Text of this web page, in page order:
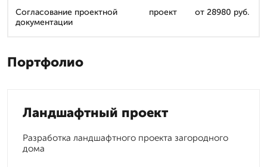
Согласование проектной
документации
проект от 28980 руб.
Портфолио
Ландшафтный проект
Разработка ландшафтного проекта загородного
дома